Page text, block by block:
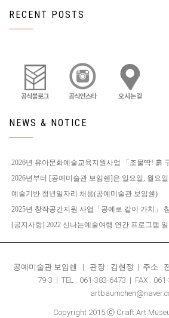
RECENT POSTS
NEWS & NOTICE
2026년 유아문화예술교육지원사업 「조물딱! 흙
2026년부터 [공예미술관 보임쉔]은 일요일, 월요일
예술기반 청년일자리 채용(공예미술관 보임쉔)
2025년 창작공간지원 사업「공예로 같이 가치」
[공지사항] 2022 신나는예술여행 연간 프로그램 일
공예미술관 보임쉔 | 관장 : 김현정 | 주소 :
79-3 | TEL : 061-383-6473 | FAX :
Copyright 2015 ⓒ Craft Art